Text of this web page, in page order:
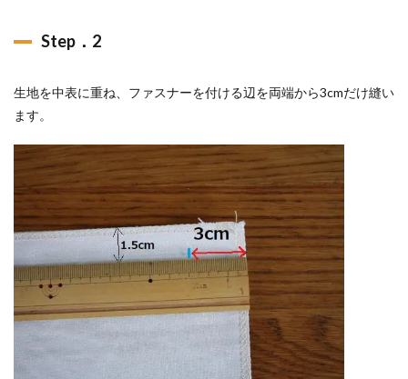
Step．2
生地を中表に重ね、ファスナーを付ける辺を両端から3cmだけ縫い
ます。